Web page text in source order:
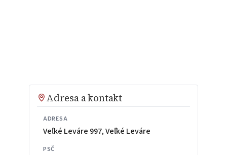
Adresa a kontakt
ADRESA
Veľké Leváre 997, Veľké Leváre
PSČ